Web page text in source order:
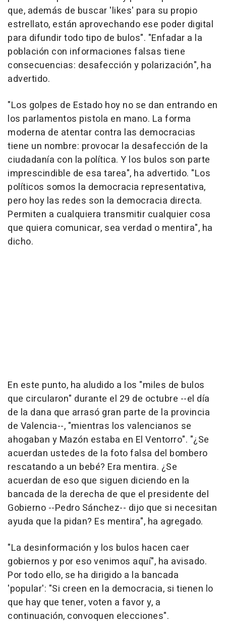
que, además de buscar 'likes' para su propio
estrellato, están aprovechando ese poder digital
para difundir todo tipo de bulos". "Enfadar a la
población con informaciones falsas tiene
consecuencias: desafección y polarización", ha
advertido.
"Los golpes de Estado hoy no se dan entrando en
los parlamentos pistola en mano. La forma
moderna de atentar contra las democracias
tiene un nombre: provocar la desafección de la
ciudadanía con la política. Y los bulos son parte
imprescindible de esa tarea", ha advertido. "Los
políticos somos la democracia representativa,
pero hoy las redes son la democracia directa.
Permiten a cualquiera transmitir cualquier cosa
que quiera comunicar, sea verdad o mentira", ha
dicho.
En este punto, ha aludido a los "miles de bulos
que circularon" durante el 29 de octubre --el día
de la dana que arrasó gran parte de la provincia
de Valencia--, "mientras los valencianos se
ahogaban y Mazón estaba en El Ventorro". "¿Se
acuerdan ustedes de la foto falsa del bombero
rescatando a un bebé? Era mentira. ¿Se
acuerdan de eso que siguen diciendo en la
bancada de la derecha de que el presidente del
Gobierno --Pedro Sánchez-- dijo que si necesitan
ayuda que la pidan? Es mentira", ha agregado.
"La desinformación y los bulos hacen caer
gobiernos y por eso venimos aquí", ha avisado.
Por todo ello, se ha dirigido a la bancada
'popular': "Si creen en la democracia, si tienen lo
que hay que tener, voten a favor y, a
continuación, convoquen elecciones".